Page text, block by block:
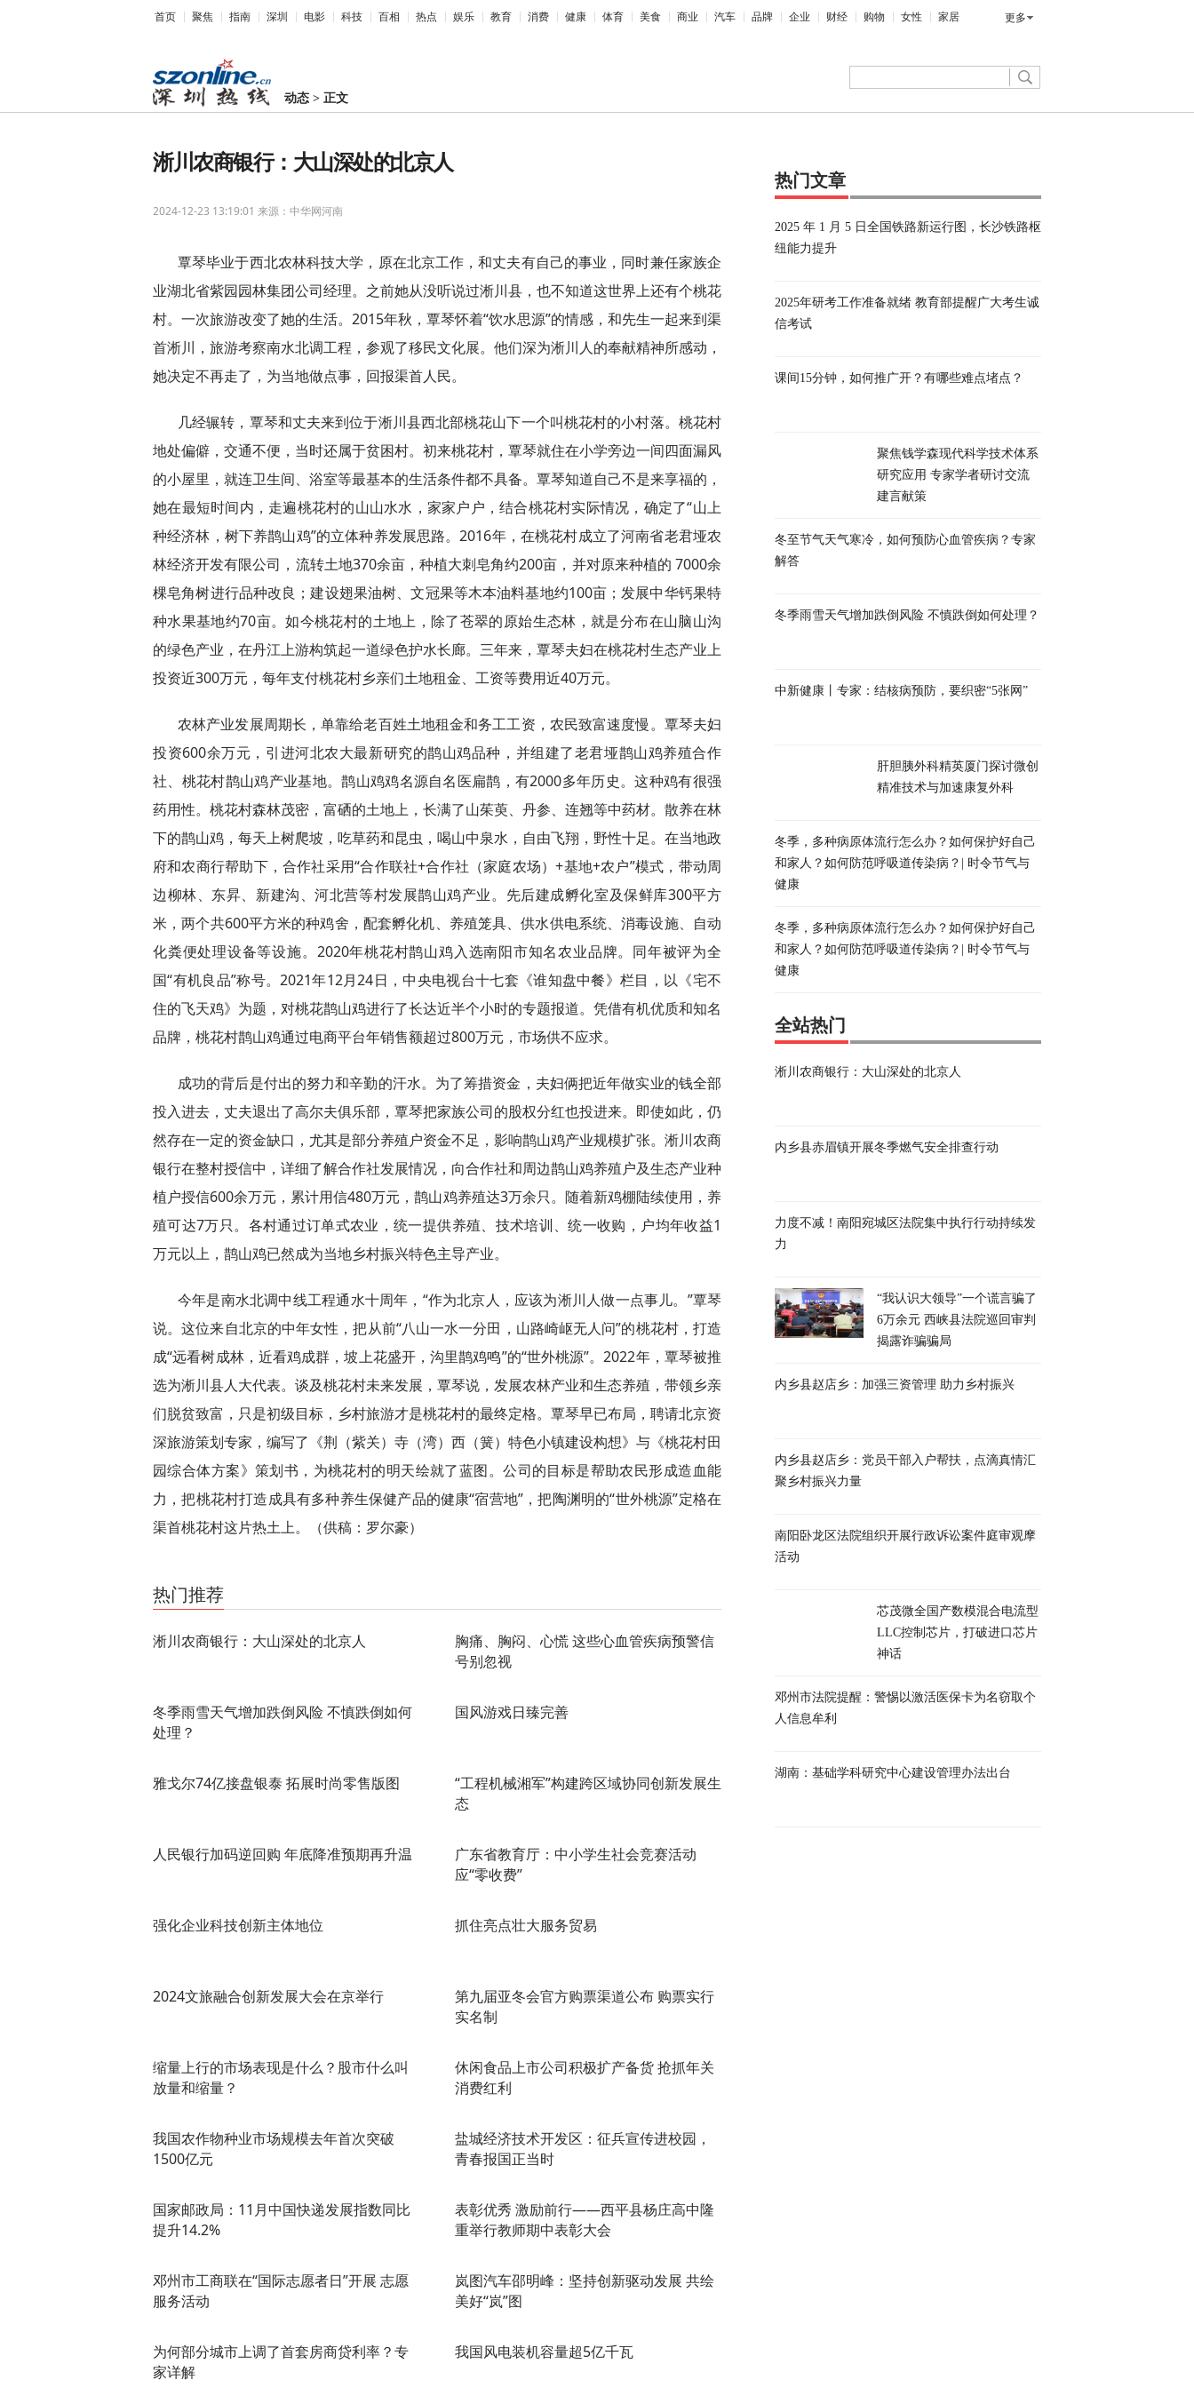
首页 聚焦 指南 深圳 电影 科技 百相 热点 娱乐 教育 消费 健康 体育 美食 商业 汽车 品牌 企业 财经 购物 女性 家居 更多
动态 >正文
淅川农商银行：大山深处的北京人
2024-12-23 13:19:01 来源：中华网河南
覃琴毕业于西北农林科技大学，原在北京工作，和丈夫有自己的事业，同时兼任家族企
业湖北省紫园园林集团公司经理。之前她从没听说过淅川县，也不知道这世界上还有个桃花
村。一次旅游改变了她的生活。2015年秋，覃琴怀着“饮水思源”的情感，和先生一起来到渠
首淅川，旅游考察南水北调工程，参观了移民文化展。他们深为淅川人的奉献精神所感动，
她决定不再走了，为当地做点事，回报渠首人民。
几经辗转，覃琴和丈夫来到位于淅川县西北部桃花山下一个叫桃花村的小村落。桃花村
地处偏僻，交通不便，当时还属于贫困村。初来桃花村，覃琴就住在小学旁边一间四面漏风
的小屋里，就连卫生间、浴室等最基本的生活条件都不具备。覃琴知道自己不是来享福的，
她在最短时间内，走遍桃花村的山山水水，家家户户，结合桃花村实际情况，确定了“山上
种经济林，树下养鹊山鸡”的立体种养发展思路。2016年，在桃花村成立了河南省老君垭农
林经济开发有限公司，流转土地370余亩，种植大刺皂角约200亩，并对原来种植的 7000余
棵皂角树进行品种改良；建设翅果油树、文冠果等木本油料基地约100亩；发展中华钙果特
种水果基地约70亩。如今桃花村的土地上，除了苍翠的原始生态林，就是分布在山脑山沟
的绿色产业，在丹江上游构筑起一道绿色护水长廊。三年来，覃琴夫妇在桃花村生态产业上
投资近300万元，每年支付桃花村乡亲们土地租金、工资等费用近40万元。
农林产业发展周期长，单靠给老百姓土地租金和务工工资，农民致富速度慢。覃琴夫妇
投资600余万元，引进河北农大最新研究的鹊山鸡品种，并组建了老君垭鹊山鸡养殖合作
社、桃花村鹊山鸡产业基地。鹊山鸡鸡名源自名医扁鹊，有2000多年历史。这种鸡有很强
药用性。桃花村森林茂密，富硒的土地上，长满了山茱萸、丹参、连翘等中药材。散养在林
下的鹊山鸡，每天上树爬坡，吃草药和昆虫，喝山中泉水，自由飞翔，野性十足。在当地政
府和农商行帮助下，合作社采用“合作联社+合作社（家庭农场）+基地+农户”模式，带动周
边柳林、东昇、新建沟、河北营等村发展鹊山鸡产业。先后建成孵化室及保鲜库300平方
米，两个共600平方米的种鸡舍，配套孵化机、养殖笼具、供水供电系统、消毒设施、自动
化粪便处理设备等设施。2020年桃花村鹊山鸡入选南阳市知名农业品牌。同年被评为全
国“有机良品”称号。2021年12月24日，中央电视台十七套《谁知盘中餐》栏目，以《宅不
住的飞天鸡》为题，对桃花鹊山鸡进行了长达近半个小时的专题报道。凭借有机优质和知名
品牌，桃花村鹊山鸡通过电商平台年销售额超过800万元，市场供不应求。
成功的背后是付出的努力和辛勤的汗水。为了筹措资金，夫妇俩把近年做实业的钱全部
投入进去，丈夫退出了高尔夫俱乐部，覃琴把家族公司的股权分红也投进来。即使如此，仍
然存在一定的资金缺口，尤其是部分养殖户资金不足，影响鹊山鸡产业规模扩张。淅川农商
银行在整村授信中，详细了解合作社发展情况，向合作社和周边鹊山鸡养殖户及生态产业种
植户授信600余万元，累计用信480万元，鹊山鸡养殖达3万余只。随着新鸡棚陆续使用，养
殖可达7万只。各村通过订单式农业，统一提供养殖、技术培训、统一收购，户均年收益1
万元以上，鹊山鸡已然成为当地乡村振兴特色主导产业。
今年是南水北调中线工程通水十周年，“作为北京人，应该为淅川人做一点事儿。”覃琴
说。这位来自北京的中年女性，把从前“八山一水一分田，山路崎岖无人问”的桃花村，打造
成“远看树成林，近看鸡成群，坡上花盛开，沟里鹊鸡鸣”的“世外桃源”。2022年，覃琴被推
选为淅川县人大代表。谈及桃花村未来发展，覃琴说，发展农林产业和生态养殖，带领乡亲
们脱贫致富，只是初级目标，乡村旅游才是桃花村的最终定格。覃琴早已布局，聘请北京资
深旅游策划专家，编写了《荆（紫关）寺（湾）西（簧）特色小镇建设构想》与《桃花村田
园综合体方案》策划书，为桃花村的明天绘就了蓝图。公司的目标是帮助农民形成造血能
力，把桃花村打造成具有多种养生保健产品的健康“宿营地”，把陶渊明的“世外桃源”定格在
渠首桃花村这片热土上。（供稿：罗尔豪）
热门推荐
淅川农商银行：大山深处的北京人
胸痛、胸闷、心慌 这些心血管疾病预警信
号别忽视
冬季雨雪天气增加跌倒风险 不慎跌倒如何
处理？
国风游戏日臻完善
雅戈尔74亿接盘银泰 拓展时尚零售版图
“工程机械湘军”构建跨区域协同创新发展生
态
人民银行加码逆回购 年底降准预期再升温
广东省教育厅：中小学生社会竞赛活动
应“零收费”
强化企业科技创新主体地位 抓住亮点壮大服务贸易
2024文旅融合创新发展大会在京举行
第九届亚冬会官方购票渠道公布 购票实行
实名制
缩量上行的市场表现是什么？股市什么叫
放量和缩量？
休闲食品上市公司积极扩产备货 抢抓年关
消费红利
我国农作物种业市场规模去年首次突破
1500亿元
盐城经济技术开发区：征兵宣传进校园，
青春报国正当时
国家邮政局：11月中国快递发展指数同比
提升14.2%
​表彰优秀 激励前行——西平县杨庄高中隆
重举行教师期中表彰大会
邓州市工商联在“国际志愿者日”开展 志愿
服务活动
岚图汽车邵明峰：坚持创新驱动发展 共绘
美好“岚”图
为何部分城市上调了首套房商贷利率？专
家详解
我国风电装机容量超5亿千瓦
热门文章
2025 年 1 月 5 日全国铁路新运行图，长沙铁路枢
纽能力提升
2025年研考工作准备就绪 教育部提醒广大考生诚
信考试
课间15分钟，如何推广开？有哪些难点堵点？
聚焦钱学森现代科学技术体系
研究应用 专家学者研讨交流
建言献策
冬至节气天气寒冷，如何预防心血管疾病？专家
解答
冬季雨雪天气增加跌倒风险 不慎跌倒如何处理？
中新健康丨专家：结核病预防，要织密“5张网”
肝胆胰外科精英厦门探讨微创
精准技术与加速康复外科
冬季，多种病原体流行怎么办？如何保护好自己
和家人？如何防范呼吸道传染病？| 时令节气与
健康
冬季，多种病原体流行怎么办？如何保护好自己
和家人？如何防范呼吸道传染病？| 时令节气与
健康
全站热门
淅川农商银行：大山深处的北京人
内乡县赤眉镇开展冬季燃气安全排查行动
力度不减！南阳宛城区法院集中执行行动持续发
力
“我认识大领导”一个谎言骗了
6万余元 西峡县法院巡回审判
揭露诈骗骗局
内乡县赵店乡：加强三资管理 助力乡村振兴
内乡县赵店乡：党员干部入户帮扶，点滴真情汇
聚乡村振兴力量
南阳卧龙区法院组织开展行政诉讼案件庭审观摩
活动
芯茂微全国产数模混合电流型
LLC控制芯片，打破进口芯片
神话
邓州市法院提醒：警惕以激活医保卡为名窃取个
人信息牟利
湖南：基础学科研究中心建设管理办法出台